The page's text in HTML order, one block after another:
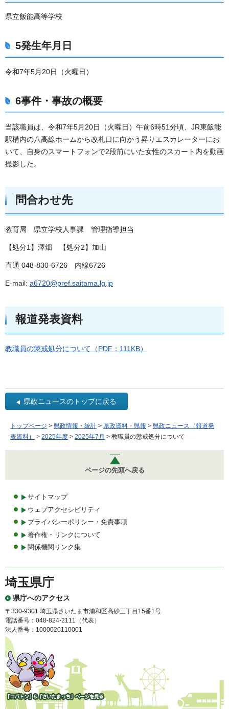
県立飯能高等学校
5発生年月日
令和7年5月20日（火曜日）
6事件・事故の概要
当該職員は、令和7年5月20日（火曜日）午前6時51分頃、JR東飯能
駅構内の八高線ホームから改札口に向かう昇りエスカレーターにお
いて、自身のスマートフォンで2段前にいた女性のスカート内を動画
撮影した。
問合わせ先
教育局 県立学校人事課 管理指導担当
【処分1】澤畑 【処分2】加山
直通 048-830-6726 内線6726
E-mail: a6720@pref.saitama.lg.jp
報道発表資料
教職員の懲戒処分について（PDF：111KB）
県政ニュースのトップに戻る
トップページ > 県政情報・統計 > 県政資料・県報 > 県政ニュース（報道発
表資料）
> 2025年度 > 2025年7月 > 教職員の懲戒処分について
ページの先頭へ戻る
サイトマップ
ウェブアクセシビリティ
プライバシーポリシー・免責事項
著作権・リンクについて
関係機関リンク集
埼玉県庁
県庁へのアクセス
〒330-9301 埼玉県さいたま市浦和区高砂三丁目15番1号
電話番号：048-824-2111（代表）
法人番号：1000020110001
「コバトン」&「さいたまっ